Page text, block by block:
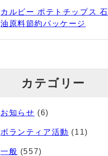
カルビー ポテトチップス 石
油原料節約パッケージ
カテゴリー
お知らせ (6)
ボランティア活動 (11)
一般 (557)